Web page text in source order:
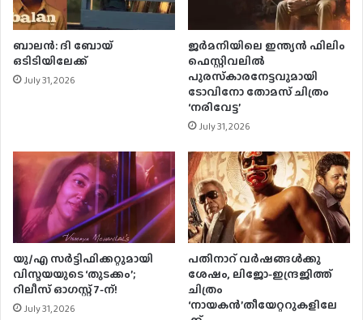
ബാലന്‍: ദി ബോയ്
ഒടിടിയിലേക്ക്
July 31, 2026
ജര്‍മനിയിലെ ഇന്ത്യന്‍ ഫിലിം
ഫെസ്റ്റിവലില്‍
പുരസ്‌കാരനേട്ടവുമായി
ടോവിനോ തോമസ് ചിത്രം
‘നരിവേട്ട’
July 31, 2026
യു/എ സർട്ടിഫിക്കറ്റുമായി
വിസ്മയയുടെ ‘തുടക്കം’;
റിലീസ് ഓഗസ്റ്റ് 7-ന്!
July 31, 2026
പതിനാറ് വര്‍ഷങ്ങള്‍ക്കു
ശേഷം, ലിജോ-ഇന്ദ്രജിത്ത്
ചിത്രം
‘നായകന്‍’തീയേറ്ററുകളിലേ